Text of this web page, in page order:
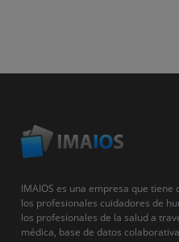
IMAIOS es una empresa que
los profesionales cuidadores de
los profesionales de la salud a
médica, base de datos